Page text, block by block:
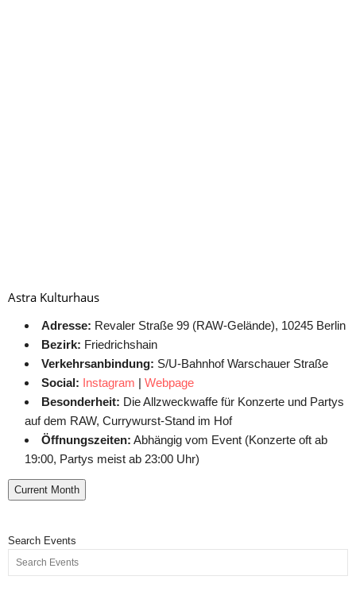
Astra Kulturhaus
Adresse: Revaler Straße 99 (RAW-Gelände), 10245 Berlin
Bezirk: Friedrichshain
Verkehrsanbindung: S/U-Bahnhof Warschauer Straße
Social: Instagram | Webpage
Besonderheit: Die Allzweckwaffe für Konzerte und Partys
auf dem RAW, Currywurst-Stand im Hof
Öffnungszeiten: Abhängig vom Event (Konzerte oft ab
19:00, Partys meist ab 23:00 Uhr)
Current Month
Search Events